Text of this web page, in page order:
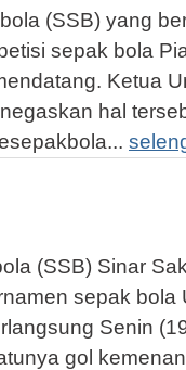
(SSB) yang
sepak bola
Ketua
hal
(SSB) Sinar
sepak bola
Senin
gol